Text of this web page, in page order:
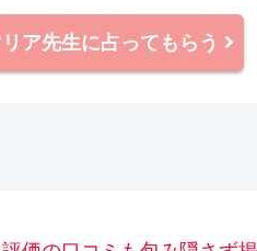
ア先生に占ってもらう